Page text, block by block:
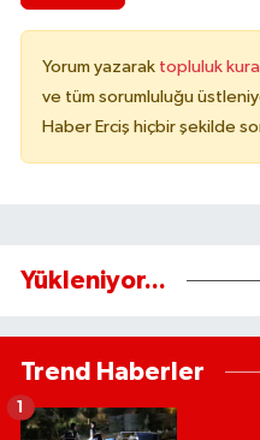
Yorum yazarak topluluk
ve tüm sorumluluğu
Haber Erciş hiçbir şekilde
Yükleniyor...
Trend Haberler
1